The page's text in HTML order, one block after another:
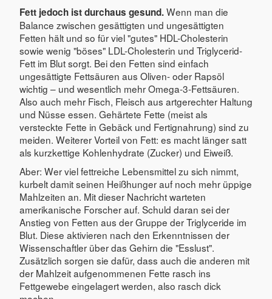
Fett jedoch ist durchaus gesund.Wenn man die
Balance zwischen gesättigten und ungesättigten
Fetten hält und so für viel "gutes" HDL-Cholesterin
sowie wenig "böses" LDL-Cholesterin und Triglycerid-
Fett im Blut sorgt. Bei den Fetten sind einfach
ungesättigte Fettsäuren aus Oliven- oder Rapsöl
wichtig – und wesentlich mehr Omega-3-Fettsäuren.
Also auch mehr Fisch, Fleisch aus artgerechter Haltung
und Nüsse essen. Gehärtete Fette (meist als
versteckte Fette in Gebäck und Fertignahrung) sind zu
meiden. Weiterer Vorteil von Fett: es macht länger satt
als kurzkettige Kohlenhydrate (Zucker) und Eiweiß.
Aber: Wer viel fettreiche Lebensmittel zu sich nimmt,
kurbelt damit seinen Heißhunger auf noch mehr üppige
Mahlzeiten an. Mit dieser Nachricht warteten
amerikanische Forscher auf. Schuld daran sei der
Anstieg von Fetten aus der Gruppe der Triglyceride im
Blut. Diese aktivieren nach den Erkenntnissen der
Wissenschaftler über das Gehirn die "Esslust".
Zusätzlich sorgen sie dafür, dass auch die anderen mit
der Mahlzeit aufgenommenen Fette rasch ins
Fettgewebe eingelagert werden, also rasch dick